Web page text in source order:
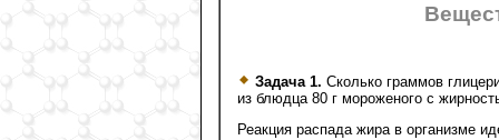
Задача 1. Сколько граммов
из блюдца 80 г мороженого с
Реакция распада жира в организме